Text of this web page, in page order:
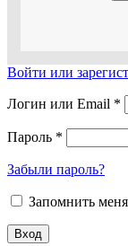
Войти или
Логин или Email *
Пароль *
Забыли пароль?
Запомнить меня
Вход